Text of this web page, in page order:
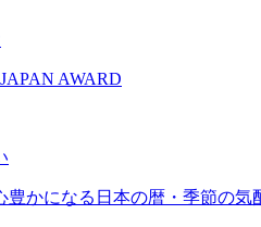
AWARD
豊かになる日本の暦・季節の気